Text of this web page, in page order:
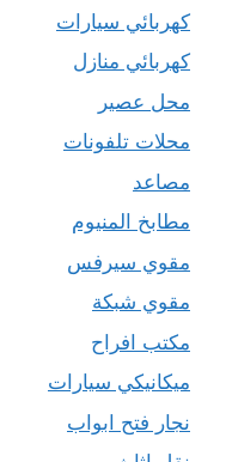
كهربائي سيارات
كهربائي منازل
محل عصير
محلات تلفونات
مصاعد
مطابخ المنيوم
مقوي سيرفس
مقوي شبكة
مكتب افراح
ميكانيكي سيارات
نجار فتح ابواب